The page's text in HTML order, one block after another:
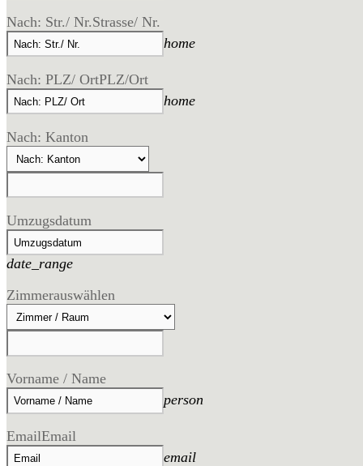
Nach: Str./ Nr.Strasse/ Nr.
home
Nach: PLZ/ OrtPLZ/Ort
home
Nach: Kanton
Umzugsdatum
date_range
Zimmerauswählen
Vorname / Name
person
EmailEmail
email